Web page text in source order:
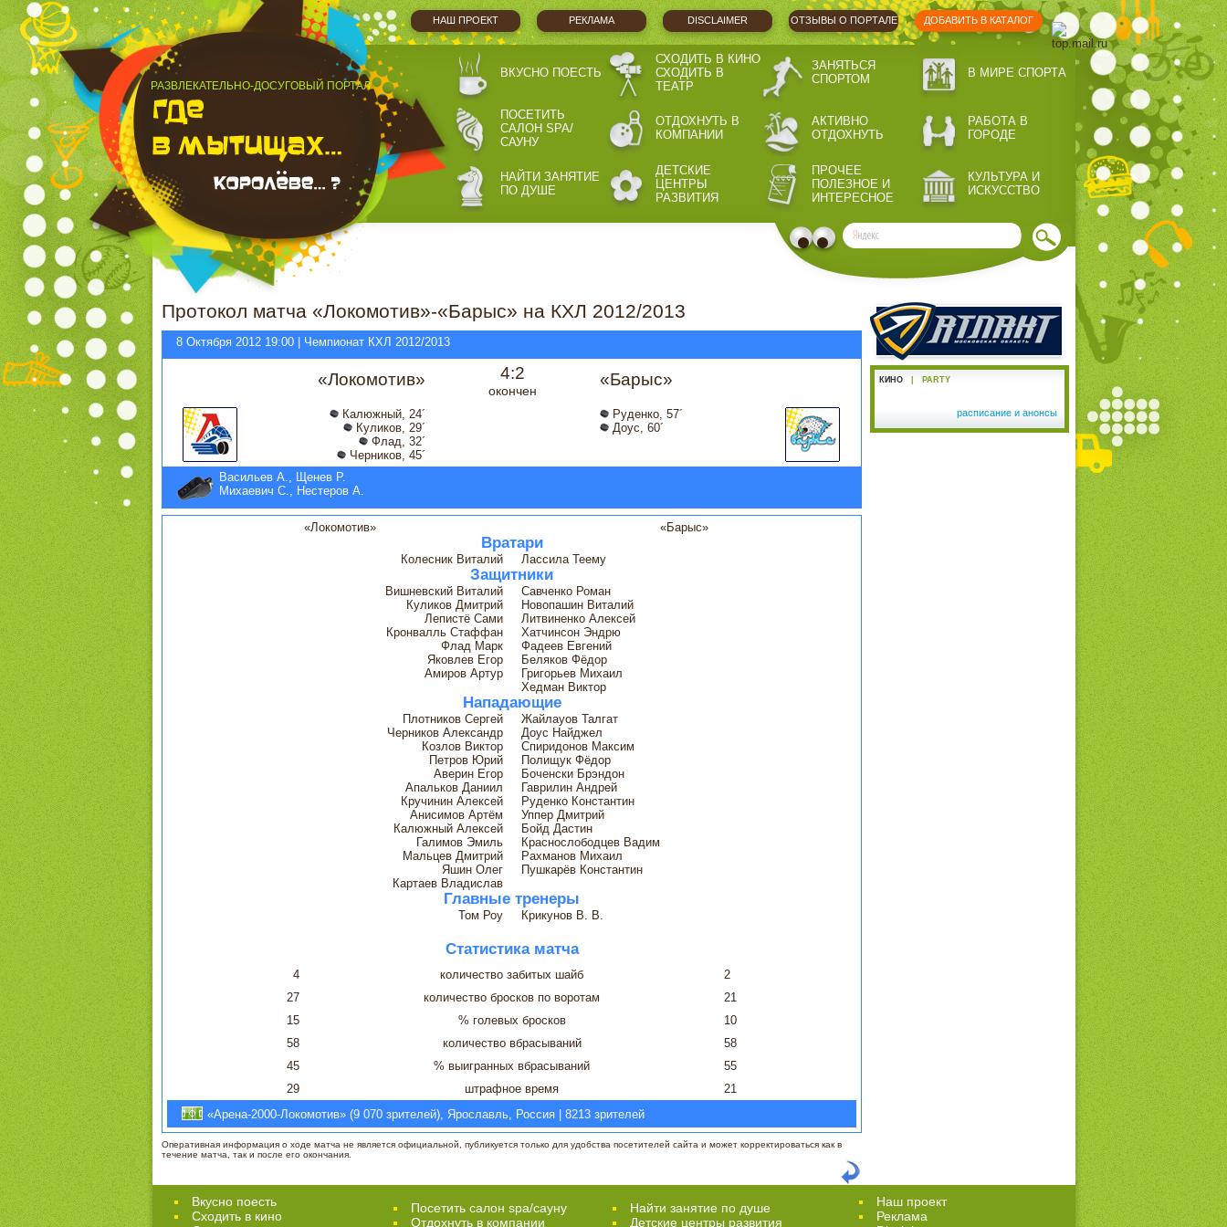
НАШ ПРОЕКТ РЕКЛАМА DISCLAIMER ОТЗЫВЫ О ПОРТАЛЕ ДОБАВИТЬ В КАТАЛОГ
РАЗВЛЕКАТЕЛЬНО-ДОСУГОВЫЙ ПОРТАЛ
ВКУСНО ПОЕСТЬ
СХОДИТЬ В КИНО
СХОДИТЬ В
ТЕАТР
ЗАНЯТЬСЯ
СПОРТОМ
В МИРЕ СПОРТА
ПОСЕТИТЬ
САЛОН SPA/
САУНУ
ОТДОХНУТЬ В
КОМПАНИИ
АКТИВНО
ОТДОХНУТЬ
РАБОТА В
ГОРОДЕ
НАЙТИ ЗАНЯТИЕ
ПО ДУШЕ
ДЕТСКИЕ
ЦЕНТРЫ
РАЗВИТИЯ
ПРОЧЕЕ
ПОЛЕЗНОЕ И
ИНТЕРЕСНОЕ
КУЛЬТУРА И
ИСКУССТВО
Протокол матча «Локомотив»-«Барыс» на КХЛ 2012/2013
8 Октября 2012 19:00 | Чемпионат КХЛ 2012/2013
«Локомотив» 4:2
окончен
«Барыс»
Калюжный, 24´
Куликов, 29´
Флад, 32´
Черников, 45´
Руденко, 57´
Доус, 60´
Васильев А., Щенев Р.
Михаевич С., Нестеров А.
«Локомотив» «Барыс»
Вратари
Колесник Виталий Лассила Теему
Защитники
Вишневский Виталий
Савченко Роман
Куликов Дмитрий
Новопашин Виталий
Лепистё Сами
Литвиненко Алексей
Кронвалль Стаффан
Хатчинсон Эндрю
Флад Марк
Фадеев Евгений
Яковлев Егор
Беляков Фёдор
Амиров Артур
Григорьев Михаил
Хедман Виктор
Нападающие
Плотников Сергей
Жайлауов Талгат
Черников Александр
Доус Найджел
Козлов Виктор
Спиридонов Максим
Петров Юрий
Полищук Фёдор
Аверин Егор
Боченски Брэндон
Апальков Даниил
Гаврилин Андрей
Кручинин Алексей
Руденко Константин
Анисимов Артём
Уппер Дмитрий
Калюжный Алексей
Бойд Дастин
Галимов Эмиль
Краснослободцев Вадим
Мальцев Дмитрий
Рахманов Михаил
Яшин Олег
Пушкарёв Константин
Картаев Владислав
Главные тренеры
Том Роу Крикунов В. В.
Статистика матча
4 количество забитых шайб
2
27
количество бросков по воротам
21
15
% голевых бросков
10
58
количество вбрасываний
58
45
% выигранных вбрасываний
55
29
штрафное время
21
«Арена-2000-Локомотив» (9 070 зрителей), Ярославль, Россия | 8213 зрителей
Оперативная информация о ходе матча не является официальной, публикуется только для удобства посетителей сайта и может корректироваться как в
течение матча, так и после его окончания.
КИНО PARTY
расписание и анонсы
Вкусно поесть
Сходить в кино
Посетить салон spa/сауну
Отдохнуть в компании
Найти занятие по душе
Детские центры развития
Наш проект
Реклама